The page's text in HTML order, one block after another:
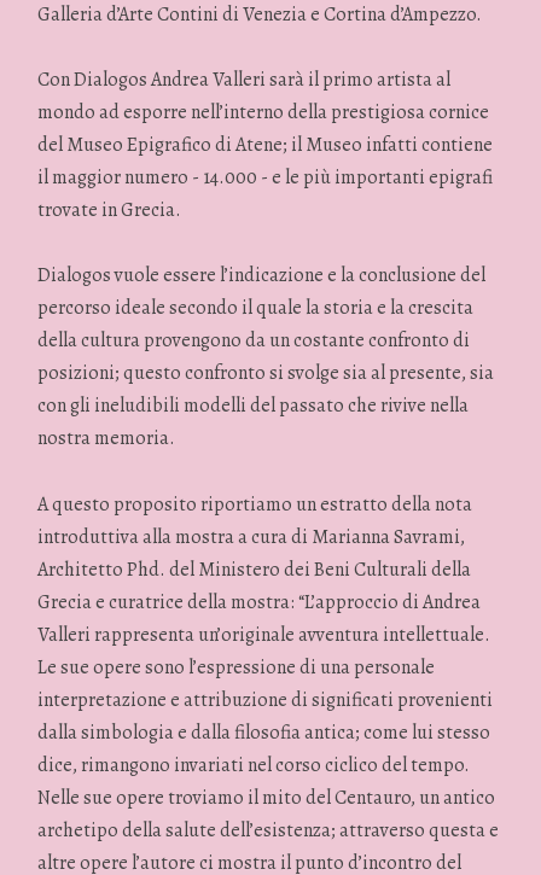
Galleria d’Arte Contini di Venezia e Cortina d’Ampezzo.
Con Dialogos Andrea Valleri sarà il primo artista al
mondo ad esporre nell’interno della prestigiosa cornice
del Museo Epigrafico di Atene; il Museo infatti contiene
il maggior numero - 14.000 - e le più importanti epigrafi
trovate in Grecia.
Dialogos vuole essere l’indicazione e la conclusione del
percorso ideale secondo il quale la storia e la crescita
della cultura provengono da un costante confronto di
posizioni; questo confronto si svolge sia al presente, sia
con gli ineludibili modelli del passato che rivive nella
nostra memoria.
A questo proposito riportiamo un estratto della nota
introduttiva alla mostra a cura di Marianna Savrami,
Architetto Phd. del Ministero dei Beni Culturali della
Grecia e curatrice della mostra: “L’approccio di Andrea
Valleri rappresenta un’originale avventura intellettuale.
Le sue opere sono l’espressione di una personale
interpretazione e attribuzione di significati provenienti
dalla simbologia e dalla filosofia antica; come lui stesso
dice, rimangono invariati nel corso ciclico del tempo.
Nelle sue opere troviamo il mito del Centauro, un antico
archetipo della salute dell’esistenza; attraverso questa e
altre opere l’autore ci mostra il punto d’incontro del